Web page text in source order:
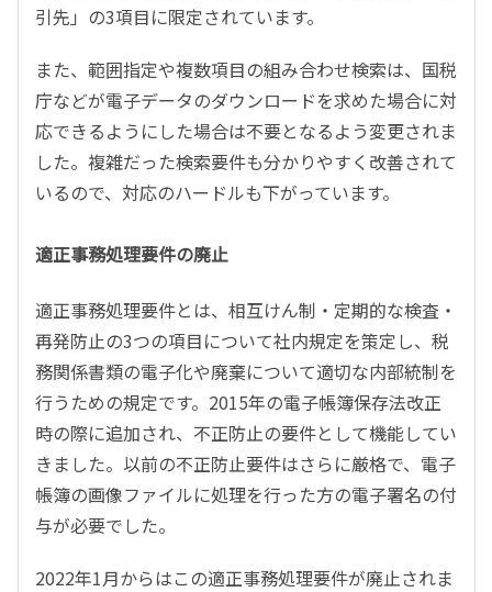
引先」の3項目に限定されています。
また、範囲指定や複数項目の組み合わせ検索は、国税
庁などが電子データのダウンロードを求めた場合に対
応できるようにした場合は不要となるよう変更されま
した。複雑だった検索要件も分かりやすく改善されて
いるので、対応のハードルも下がっています。
適正事務処理要件の廃止
適正事務処理要件とは、相互けん制・定期的な検査・
再発防止の3つの項目について社内規定を策定し、税
務関係書類の電子化や廃棄について適切な内部統制を
行うための規定です。2015年の電子帳簿保存法改正
時の際に追加され、不正防止の要件として機能してい
きました。以前の不正防止要件はさらに厳格で、電子
帳簿の画像ファイルに処理を行った方の電子署名の付
与が必要でした。
2022年1月からはこの適正事務処理要件が廃止されま